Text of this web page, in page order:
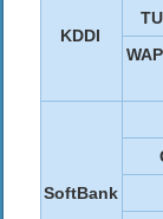
KDDI
SoftBank